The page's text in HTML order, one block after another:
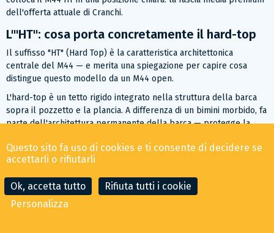
dell'offerta attuale di Cranchi.
L'"HT": cosa porta concretamente il hard-top
Il suffisso "HT" (Hard Top) è la caratteristica architettonica
centrale del M44 — e merita una spiegazione per capire cosa
distingue questo modello da un M44 open.
L'hard-top è un tetto rigido integrato nella struttura della barca
sopra il pozzetto e la plancia. A differenza di un bimini morbido, fa
parte dell'architettura permanente della barca — protegge la
diretto e dagli spruzzi senza richiedere montaggio o smontaggio
stagionale. Nelle versioni Cranchi, questo hard-top è
permettono di godere dell'aria mediterranea con bel tempo
conservando la protezione in condizioni difficili.
Questo sito fa uso di cookies e ti consente di decidere se
accettarli o rifiutarli
Ok, accetta tutto
Rifiuta tutti i cookie
Personalizza